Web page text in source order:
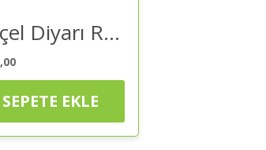
Reçel Diyarı Reçel Diyarı Kahvaltılık Acı Biber Sosu 320 Gr – Kahvaltılık Sos | Kaliteli ve Güvenilir Alışveriş
SEPETE EKLE